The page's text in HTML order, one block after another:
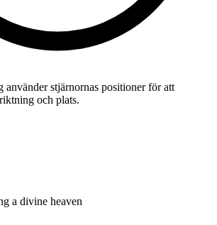
använder stjärnornas positioner för att
och plats.
a divine heaven